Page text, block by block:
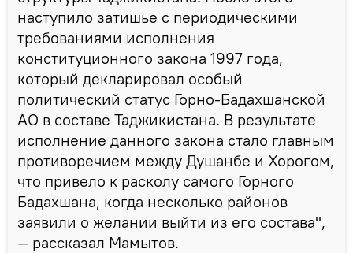
наступило затишье с периодическими
требованиями исполнения
конституционного закона 1997 года,
который декларировал особый
политический статус Горно-Бадахшанской
АО в составе Таджикистана. В результате
исполнение данного закона стало главным
противоречием между Душанбе и Хорогом,
что привело к расколу самого Горного
Бадахшана, когда несколько районов
заявили о желании выйти из его состава",
— рассказал Мамытов.